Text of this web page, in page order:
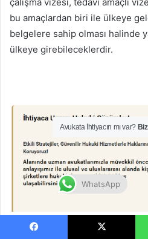
bu amaçlardan biri ile ülkeye
belgelere sahip olması halinde
ülkeye girebileceklerdir.
Avukata İhtiyacın mı var?
WhatsApp